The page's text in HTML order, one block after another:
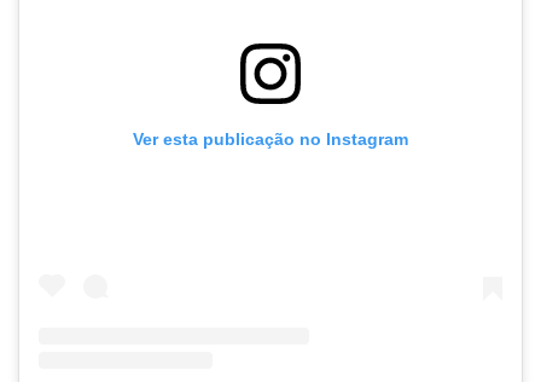
Ver esta publicação no Instagram